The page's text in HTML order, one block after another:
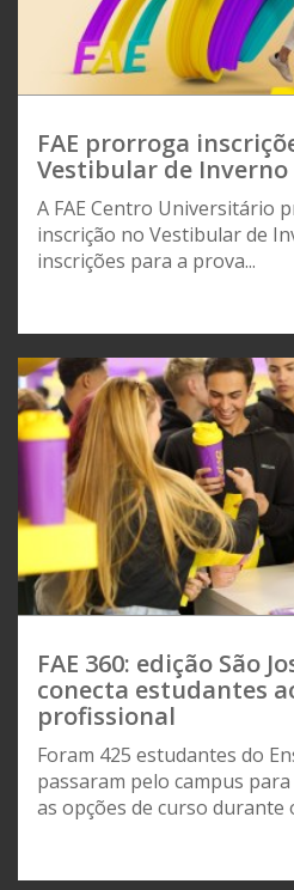
FAE prorroga
Vestibular de Inverno
A FAE Centro Universitário
inscrição no Vestibular de
inscrições para a prova...
FAE 360: edição São
conecta estudantes
profissional
Foram 425 estudantes do
passaram pelo campus
as opções de curso durante